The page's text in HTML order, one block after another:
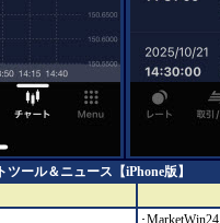
ール＆ニュース【iPhone版】
･MarketWin24